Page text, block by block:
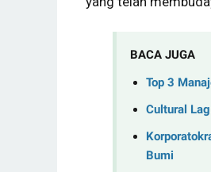
BACA JUGA
Top 3
Cultural
Bumi